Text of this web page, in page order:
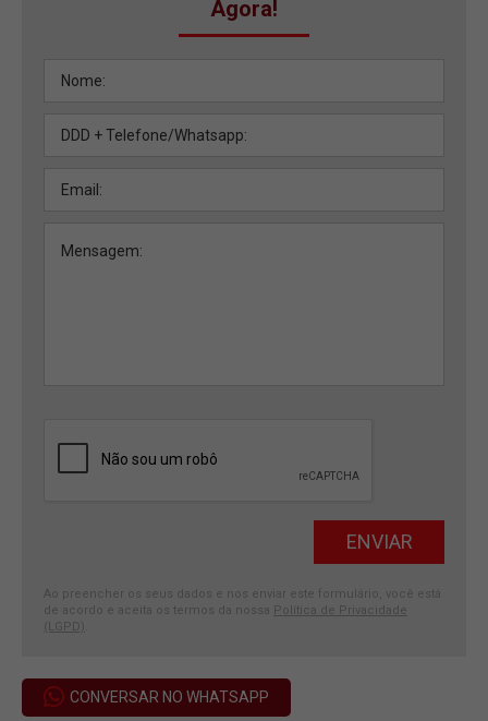
Agora!
Ao preencher os seus dados e nos enviar este formulário, você está
de acordo e aceita os termos da nossa Política de Privacidade
(LGPD)
CONVERSAR NO WHATSAPP